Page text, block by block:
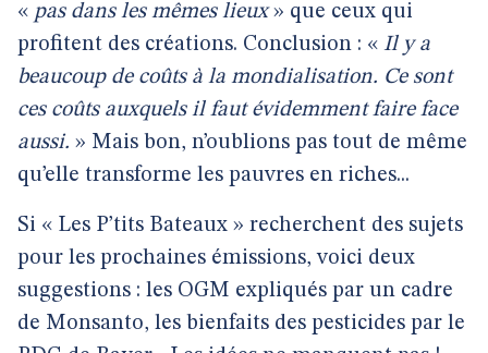
« pas dans les mêmes lieux» que ceux qui
profitent des créations. Conclusion : « Il y a
beaucoup de coûts à la mondialisation. Ce sont
ces coûts auxquels il faut évidemment faire face
aussi. » Mais bon, n’oublions pas tout de même
qu’elle transforme les pauvres en riches...
Si « Les P’tits Bateaux » recherchent des sujets
pour les prochaines émissions, voici deux
suggestions : les OGM expliqués par un cadre
de Monsanto, les bienfaits des pesticides par le